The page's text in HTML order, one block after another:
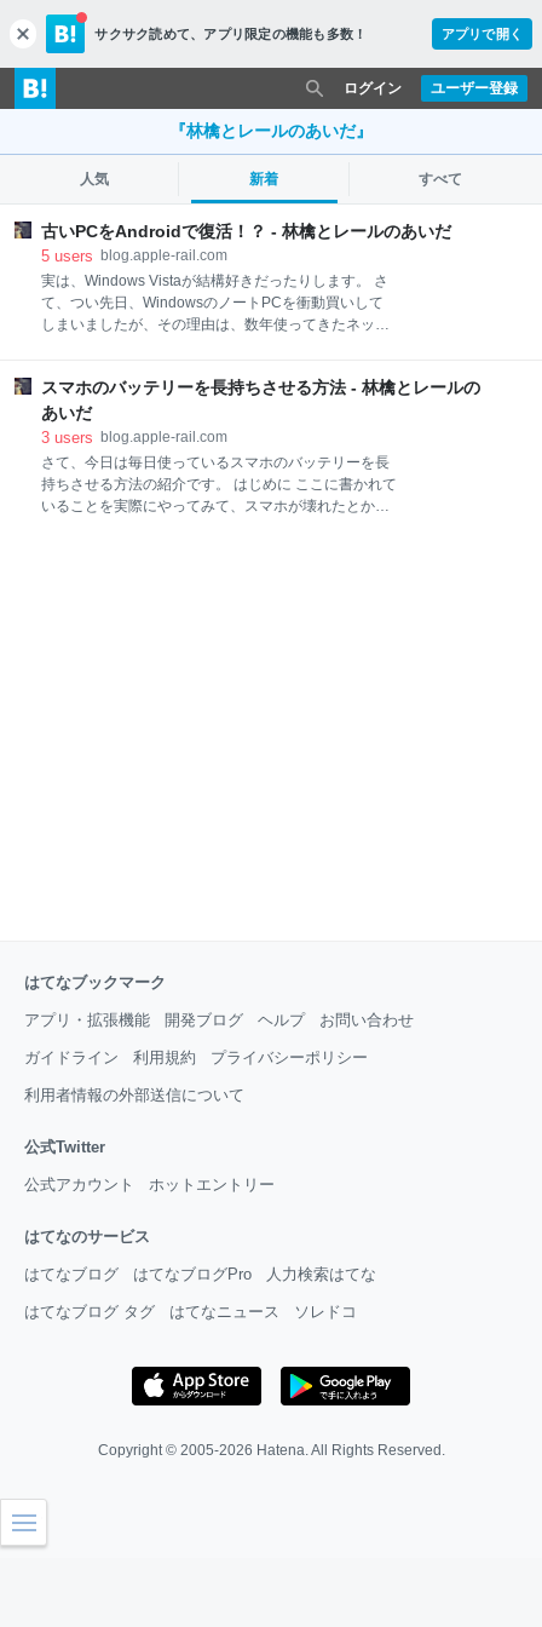
c
l
o
s
サクサク読めて、 アプリ限定の機能も多数！ アプリで開く
ユーザー登録
ログイン
『林檎とレールのあいだ』
人気 新着 すべて
古いPCをAndroidで復活！？ - 林檎とレールのあいだ
5 users blog.apple-rail.com
実は、Windows Vistaが結構好きだったりします。 さ
て、つい先日、WindowsのノートPCを衝動買いして
しまいましたが、その理由は、数年使ってきたネット
年前に購入したものなわけですが、どれぐらい遅いか
というと、 起動して完全に起動処理が終わるまでに10
分以上かかり、起動してからも、何かするたびに待た
され、そして、僕が「このマシンは使えない」と判断
する基準である「日本語変換がもたつく」状態になっ
ていました。 このままですと、もう通常の使い方はで
スマホのバッテリーを長持ちさせる方法 - 林檎とレールの
あいだ
3 users blog.apple-rail.com
さて、今日は毎日使っているスマホのバッテリーを長
持ちさせる方法の紹介です。 はじめに ここに書かれて
いることを実際にやってみて、スマホが壊れたとか、
はてなブックマーク
アプリ・拡張機能 開発ブログ ヘルプ お問い合わせ
ガイドライン 利用規約 プライバシーポリシー
利用者情報の外部送信について
公式Twitter
公式アカウント ホットエントリー
はてなのサービス
はてなブログ はてなブログPro 人力検索はてな
はてなブログ タグ はてなニュース ソレドコ
Copyright © 2005-2026 Hatena. All Rights Reserved.